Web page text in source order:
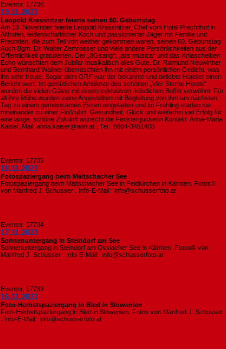
Eventnr. 17736
19.11.2023
​Leopold Krassnitzer feierte seinen 60. Geburtstag
Am 13. November feierte Leopold Krassnitzer, Chef vom Hotel Prechtlhof in
Althofen, leidenschaftlicher Koch und passionierter Jäger mit Familie und
Freunden, die zum Teil von weither gekommen waren, seinen 60. Geburtstag.
Auch Bgm. Dr. Walter Zemrosser und viele andere Persönlichkeiten aus der
Öffentlichkeit gratulierten. Der „8Gsang“, „ars musica“ und das Kniascheiben
Echo wünschten dem Jubilar musikalisch alles Gute. Dr. Raimund Neuwirther
und Bernhard Wallner überraschten ihn mit einem persönlichen Gedicht, was
ihn sehr freute. Sogar dem ORF war der bekannte und beliebte Hotelier einen
Bericht wert. Im gemütlichen Ambiente des schönen „Vier Sterne Hotels“
wurden die vielen Gäste mit einem exklusiven, köstlichen Buffet verwöhnt. Für
all ihre Mühe wurden seine Angestellten mit Begleitung von ihm am nächsten
Tag zu einem gemeinsamen Essen eingeladen und im Frühling starten sie
miteinander zu einer Floßfahrt. Gesundheit, Glück und weiterhin viel Erfolg für
eine lange, schöne Zukunft wünscht die Fensterguckerin Kontakt: Anna-Maria
Kaiser, Mail: anna.kaiser@aon.at , Tel.: 0664-3451405
Eventnr. 17735
18.11.2023
Fotospaziergang beim Maltschacher See
Fotospaziergang beim Maltschacher See in Feldkirchen in Kärnten. Fotos©
von Manfred J. Schusser . Info-E-Mail: info@schusserfoto.at
Eventnr. 17734
17.11.2023
Sonnenuntergang in Steindorf am See
Sonnenuntergang in Steindorf am Ossiacher See in Kärnten. Fotos© von
Manfred J. Schusser . Info-E-Mail: info@schusserfoto.at
Eventnr. 17733
16.11.2023
Foto-Herbstspaziergang in Bled in Slowenien
Foto-Herbstspaziergang in Bled in Slowenien. Fotos von Manfred J. Schusser
. Info-E-Mail: info@schusserfoto.at